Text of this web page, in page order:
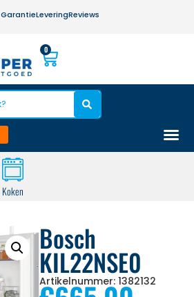
GarantieLeveringReviews
0
Koken
Bosch
KIL22NSE0
Artikelnummer: 1382132